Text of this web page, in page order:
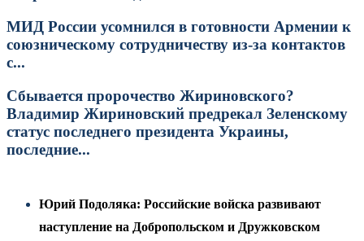
МИД России усомнился в готовности Армении к
союзническому сотрудничеству из-за контактов
с...
Сбывается пророчество Жириновского?
Владимир Жириновский предрекал Зеленскому
статус последнего президента Украины,
последние...
Юрий Подоляка: Российские войска развивают
наступление на Добропольском и Дружковском